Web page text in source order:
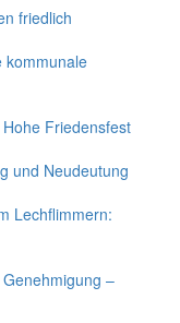
friedlich
kommunale
Friedensfest
und Neudeutung
Lech­flim­mern:
–